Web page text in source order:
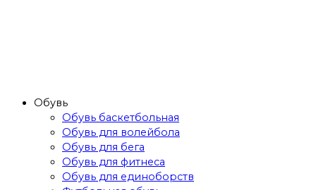
Обувь
Обувь баскетбольная
Обувь для волейбола
Обувь для бега
Обувь для фитнеса
Обувь для единоборств